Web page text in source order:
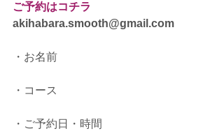
ご予約はコチラ
akihabara.smooth@gmail.com
・お名前
・コース
・ご予約日・時間